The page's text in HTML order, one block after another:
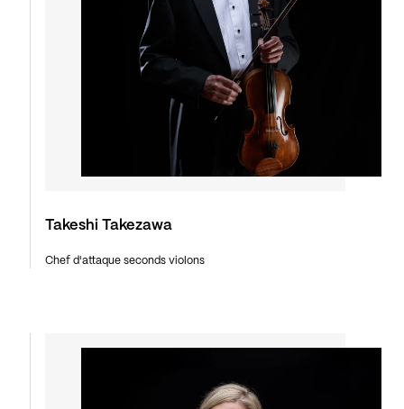
Takeshi Takezawa
Chef d'attaque seconds violons